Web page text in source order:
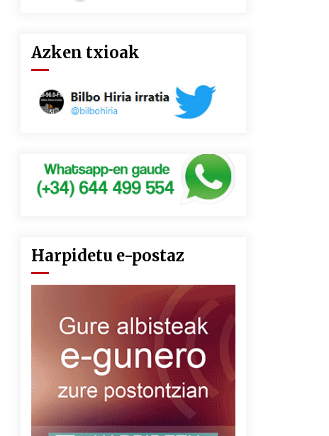
Azken txioak
Harpidetu e-postaz